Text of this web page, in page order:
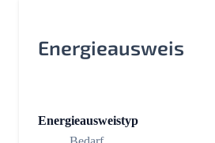
Energieausweis
Energieausweistyp